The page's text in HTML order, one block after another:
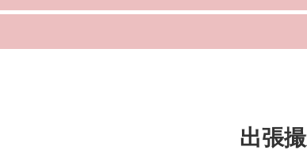
ださい。
ありますのでご相談くださいませ。
出張